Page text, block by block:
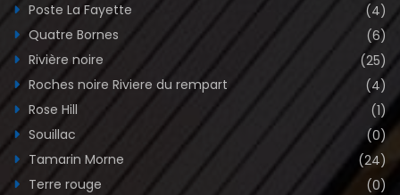
Poste La Fayette
(4)
Quatre Bornes
(6)
Rivière noire
(25)
Roches noire Riviere du rempart
(4)
Rose Hill
(1)
Souillac
(0)
Tamarin Morne
(24)
Terre rouge
(0)